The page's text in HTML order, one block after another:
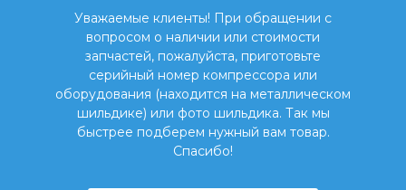
Уважаемые клиенты! При обращении с
вопросом о наличии или стоимости
запчастей, пожалуйста, приготовьте
серийный номер компрессора или
оборудования (находится на металлическом
шильдике) или фото шильдика. Так мы
быстрее подберем нужный вам товар.
Спасибо!